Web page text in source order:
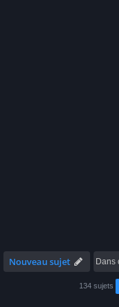
Nouveau sujet
134 sujets